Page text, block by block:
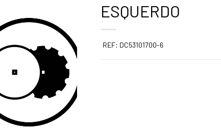
ESQUERDO
REF: DC53101700-6